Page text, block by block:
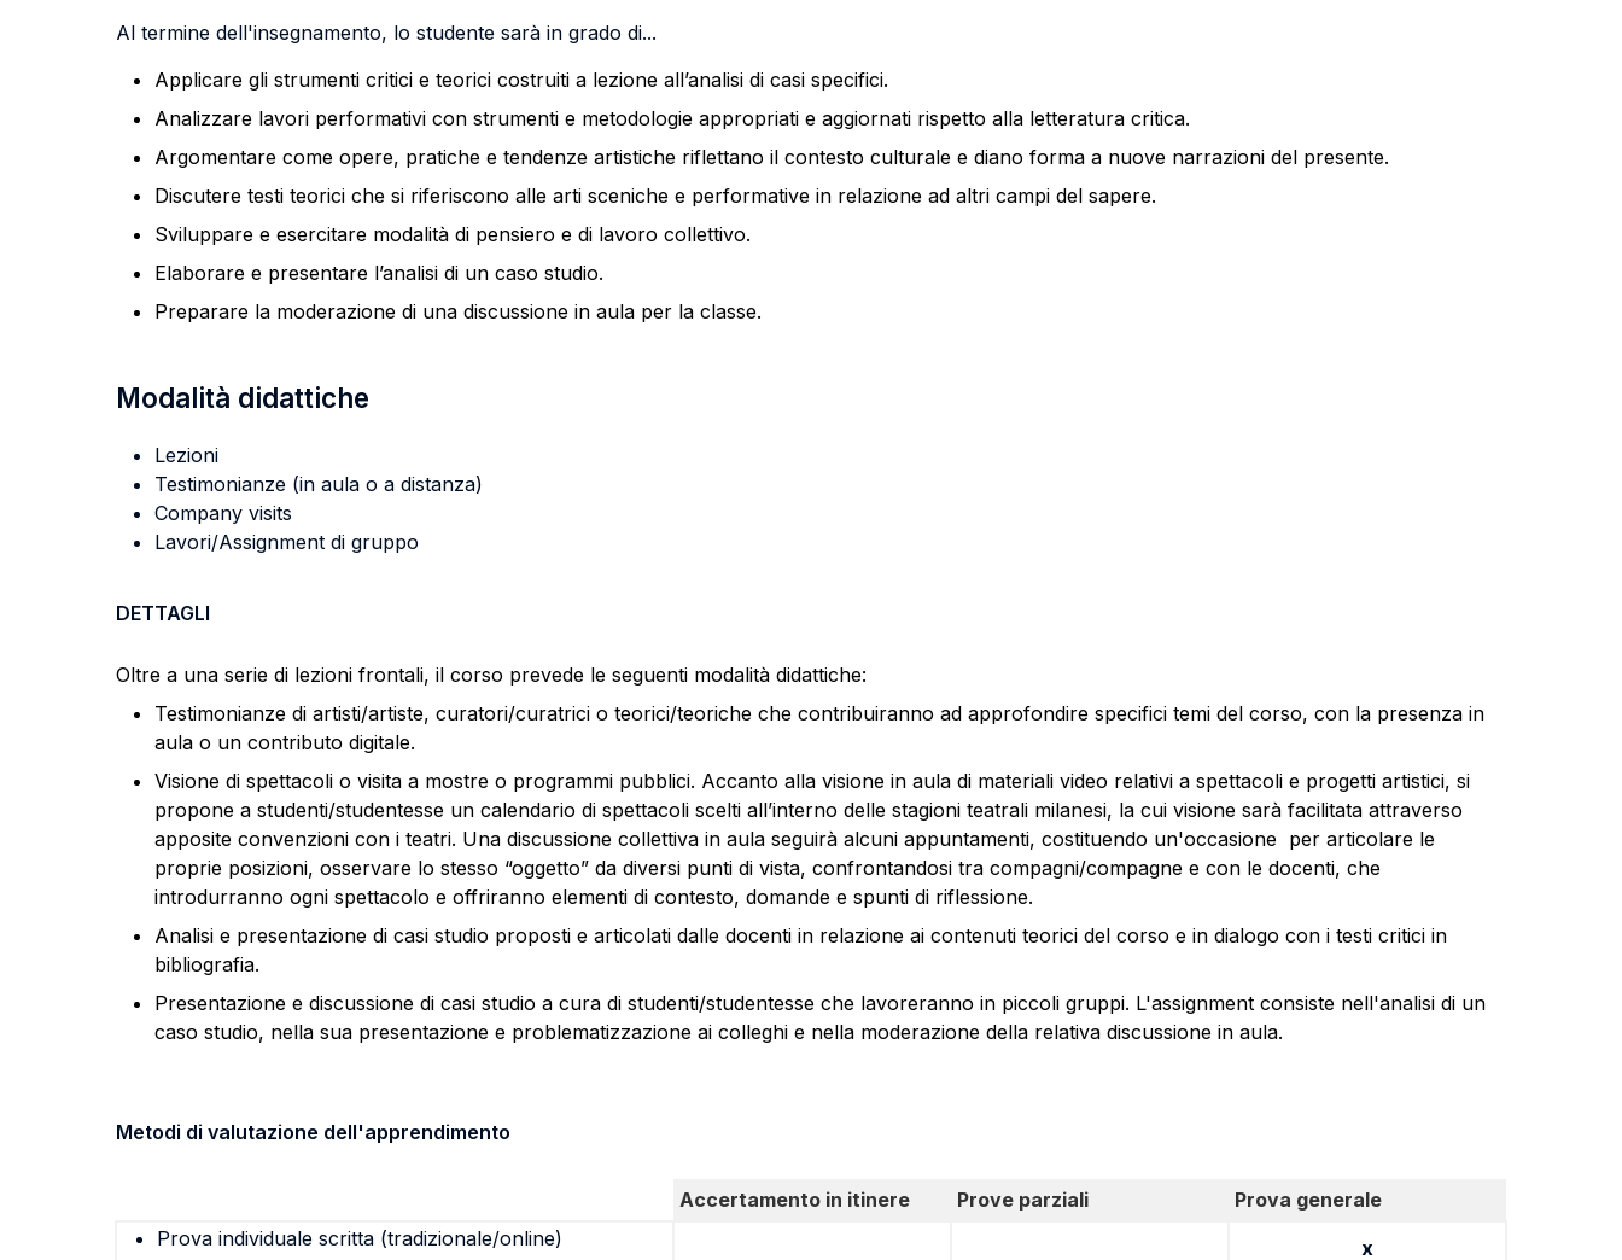
Al termine dell'insegnamento, lo studente sarà in grado di...
Applicare gli strumenti critici e teorici costruiti a lezione all’analisi di casi specifici.
Analizzare lavori performativi con strumenti e metodologie appropriati e aggiornati rispetto alla letteratura critica.
Argomentare come opere, pratiche e tendenze artistiche riflettano il contesto culturale e diano forma a nuove narrazioni del presente.
Discutere testi teorici che si riferiscono alle arti sceniche e performative in relazione ad altri campi del sapere.
Sviluppare e esercitare modalità di pensiero e di lavoro collettivo.
Elaborare e presentare l’analisi di un caso studio.
Preparare la moderazione di una discussione in aula per la classe.
Modalità didattiche
Lezioni
Testimonianze (in aula o a distanza)
Company visits
Lavori/Assignment di gruppo
DETTAGLI
Oltre a una serie di lezioni frontali, il corso prevede le seguenti modalità didattiche:
Testimonianze di artisti/artiste, curatori/curatrici o teorici/teoriche che contribuiranno ad approfondire specifici temi del corso, con la presenza in
aula o un contributo digitale.
Visione di spettacoli o visita a mostre o programmi pubblici. Accanto alla visione in aula di materiali video relativi a spettacoli e progetti artistici, si
propone a studenti/studentesse un calendario di spettacoli scelti all’interno delle stagioni teatrali milanesi, la cui visione sarà facilitata attraverso
apposite convenzioni con i teatri. Una discussione collettiva in aula seguirà alcuni appuntamenti, costituendo un'occasione per articolare le
proprie posizioni, osservare lo stesso “oggetto” da diversi punti di vista, confrontandosi tra compagni/compagne e con le docenti, che
introdurranno ogni spettacolo e offriranno elementi di contesto, domande e spunti di riflessione.
Analisi e presentazione di casi studio proposti e articolati dalle docenti in relazione ai contenuti teorici del corso e in dialogo con i testi critici in
bibliografia.
Presentazione e discussione di casi studio a cura di studenti/studentesse che lavoreranno in piccoli gruppi. L'assignment consiste nell'analisi di un
caso studio, nella sua presentazione e problematizzazione ai colleghi e nella moderazione della relativa discussione in aula.
Metodi di valutazione dell'apprendimento
Accertamento in itinere Prove parziali
Prova generale
Prova individuale scritta (tradizionale/online)
x